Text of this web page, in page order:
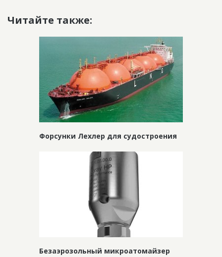
Читайте также:
Форсунки Лехлер для судостроения
Безаэрозольный микроатомайзер